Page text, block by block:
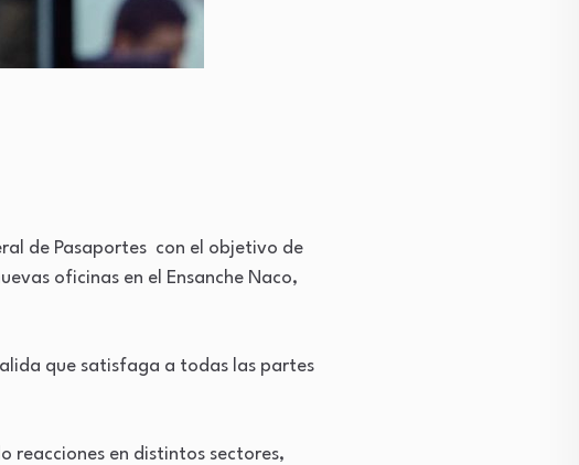
de Pasaportes con el objetivo de
oficinas en el Ensanche Naco,
que satisfaga a todas las partes
reacciones en distintos sectores,